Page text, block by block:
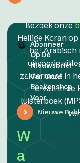
Abonneer
Op De
Nieuwsbrief
Van Onze
Boekenshop
Voor
Nieuwe
W
a
Bezoek onze
Heilige Koran
het Arabisch
uitvoerig
zakformaat in
ervan in de
luisterboek